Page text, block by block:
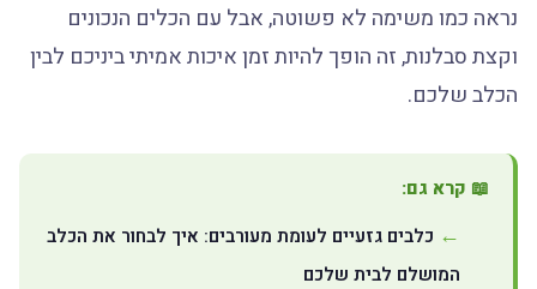
נראה כמו משימה לא פשוטה, אבל עם הכלים הנכונים
וקצת סבלנות, זה הופך להיות זמן איכות אמיתי ביניכם לבין
הכלב שלכם.
📖 קרא גם:
כלבים גזעיים לעומת מעורבים: איך לבחור את הכלב
המושלם לבית שלכם